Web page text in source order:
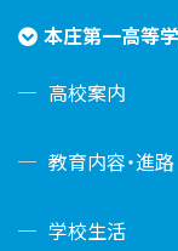
本庄第一高等
高校案内
教育内容・進路
学校生活